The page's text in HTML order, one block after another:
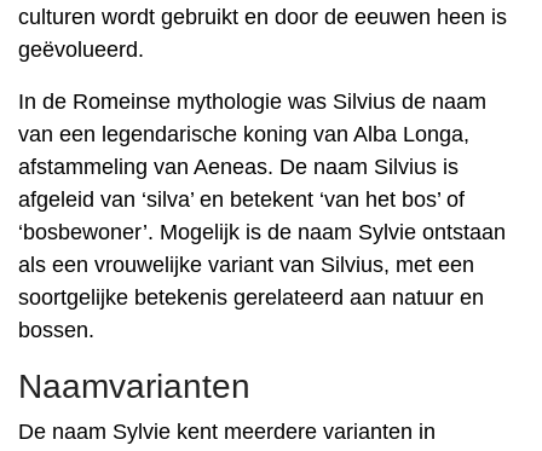
culturen wordt gebruikt en door de eeuwen heen is
geëvolueerd.
In de Romeinse mythologie was Silvius de naam
van een legendarische koning van Alba Longa,
afstammeling van Aeneas. De naam Silvius is
afgeleid van ‘silva’ en betekent ‘van het bos’ of
‘bosbewoner’. Mogelijk is de naam Sylvie ontstaan ​​
als een vrouwelijke variant van Silvius, met een
soortgelijke betekenis gerelateerd aan natuur en
bossen.
Naamvarianten
De naam Sylvie kent meerdere varianten in